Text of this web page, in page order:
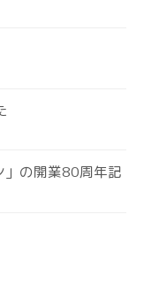
」の開業80周年記